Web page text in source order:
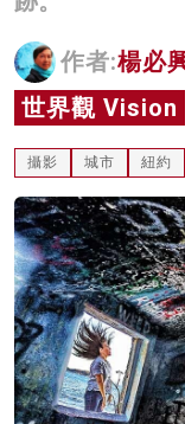
灼見活動
關於我們
作者:楊必
世界觀 Vision
攝影 城市 紐約